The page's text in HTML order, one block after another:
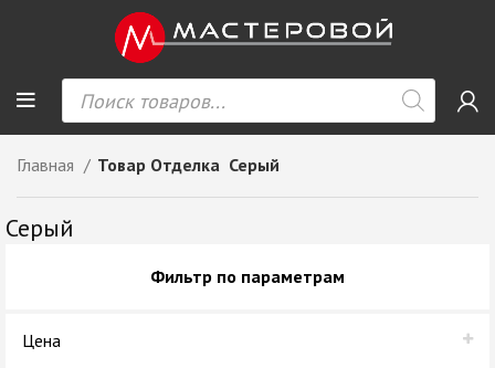
Главная Товар Отделка Серый
Серый
Фильтр по параметрам
Цена